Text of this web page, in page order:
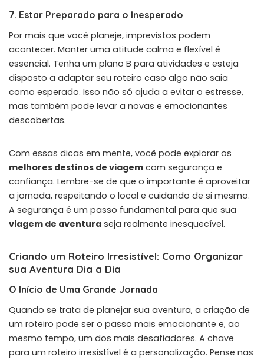
7. Estar Preparado para o Inesperado
Por mais que você planeje, imprevistos podem
acontecer. Manter uma atitude calma e flexível é
essencial. Tenha um plano B para atividades e esteja
disposto a adaptar seu roteiro caso algo não saia
como esperado. Isso não só ajuda a evitar o estresse,
mas também pode levar a novas e emocionantes
descobertas.
Com essas dicas em mente, você pode explorar os
melhores destinos de viagem com segurança e
confiança. Lembre-se de que o importante é aproveitar
a jornada, respeitando o local e cuidando de si mesmo.
A segurança é um passo fundamental para que sua
viagem de aventura seja realmente inesquecível.
Criando um Roteiro Irresistível: Como Organizar
sua Aventura Dia a Dia
O Início de Uma Grande Jornada
Quando se trata de planejar sua aventura, a criação de
um roteiro pode ser o passo mais emocionante e, ao
mesmo tempo, um dos mais desafiadores. A chave
para um roteiro irresistível é a personalização. Pense nas